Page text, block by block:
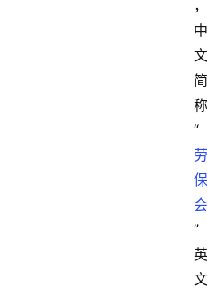
，
中
文
简
称
“
劳
保
会
”
英
文